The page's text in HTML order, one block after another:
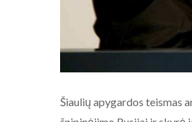
Šiaulių apygardos teismas